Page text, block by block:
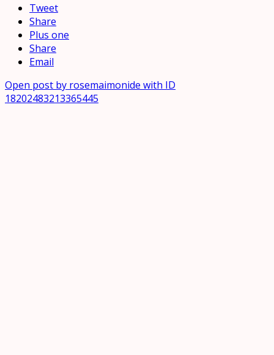
Tweet
Share
Plus one
Share
Email
Open post by rosemaimonide with ID
18202483213365445